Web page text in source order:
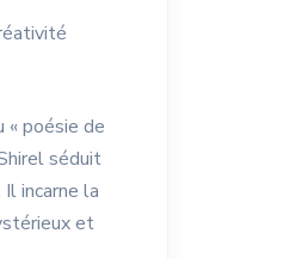
« poésie de
séduit
incarne la
et